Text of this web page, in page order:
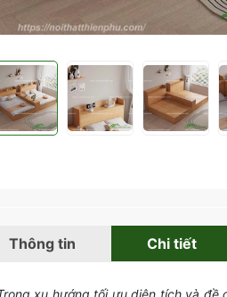
Thông tin Chi tiết
xu hướng tối ưu diện tích và đề